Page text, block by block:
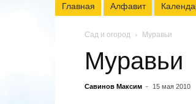
Главная Алфавит
Сад и огород Муравьи
Муравьи
Савинов Максим - 15 мая 2010